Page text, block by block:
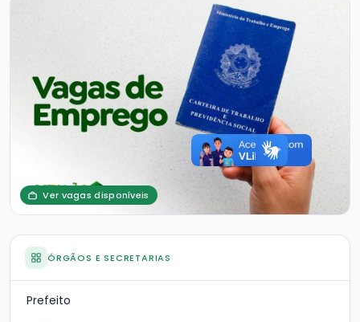
Ver vagas disponíveis
ÓRGÃOS E SECRETARIAS
Prefeito